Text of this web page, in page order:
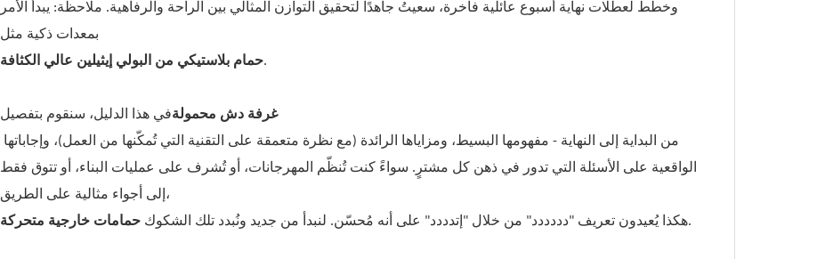
وخطط لعطلات نهاية أسبوع عائلية فاخرة، سعيتُ جاهدًا لتحقيق التوازن المثالي بين الراحة والرفاهية. ملاحظة: يبدأ الأمر
بمعدات ذكية مثل
حمام بلاستيكي من البولي إيثيلين عالي الكثافة.
في هذا الدليل، سنقوم بتفصيلغرفة دش محمولة
الواقعية على الأسئلة التي تدور في ذهن كل مشترٍ. سواءً كنت تُنظّم المهرجانات، أو تُشرف على عمليات البناء، أو تتوق فقط
إلى أجواء مثالية على الطريق،
حمامات خارجية متحركة
هكذا يُعيدون تعريف "دددددد" من خلال "إتدددد" على أنه مُحسّن. لنبدأ من جديد ونُبدد تلك الشكوك.